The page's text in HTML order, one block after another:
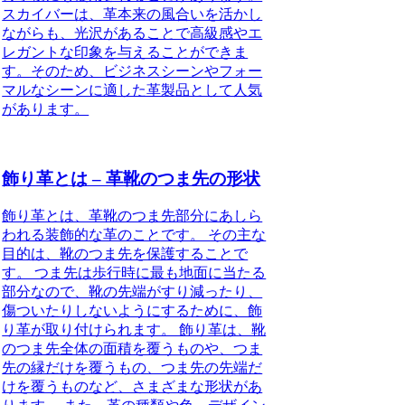
スカイバーは、革本来の風合いを活かし
ながらも、光沢があることで高級感やエ
レガントな印象を与えることができま
す。そのため、ビジネスシーンやフォー
マルなシーンに適した革製品として人気
があります。
飾り革とは – 革靴のつま先の形状
飾り革とは、革靴のつま先部分にあしら
われる装飾的な革のことです。 その主な
目的は、靴のつま先を保護することで
す。 つま先は歩行時に最も地面に当たる
部分なので、靴の先端がすり減ったり、
傷ついたりしないようにするために、飾
り革が取り付けられます。 飾り革は、靴
のつま先全体の面積を覆うものや、つま
先の縁だけを覆うもの、つま先の先端だ
けを覆うものなど、さまざまな形状があ